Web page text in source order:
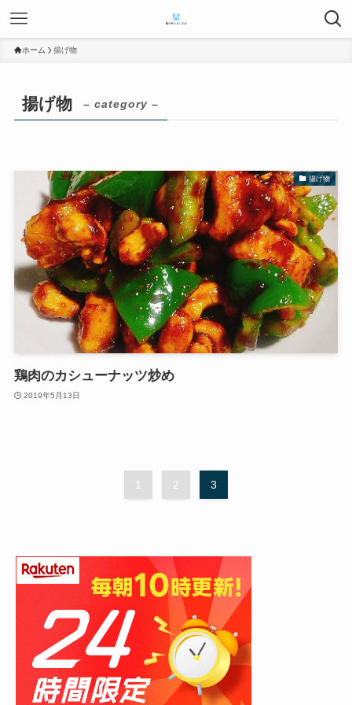
ホーム 揚げ物
揚げ物 – category –
揚げ物
鶏肉のカシューナッツ炒め
2019年5月13日
1 2 3